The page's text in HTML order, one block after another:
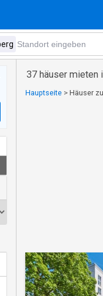
37 häuser mieten
Hauptseite > Häuser